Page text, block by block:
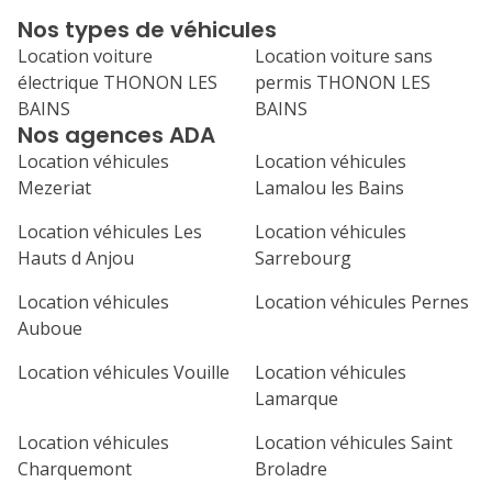
24 25 26
31
lu ma me je
2 3
7 8 9 10
16 17
30
Nos agences ADA
Location véhicules
Mezeriat
Location véhicules
Lamalou les Bains
Location véhicules Les
Hauts d Anjou
Location véhicules
Sarrebourg
Location véhicules
Auboue
Location véhicules Pernes
Location véhicules Vouille
Location véhicules
Lamarque
Location véhicules
Charquemont
Location véhicules Saint
Broladre
Nos types de véhicules
Location voiture
électrique THONON LES
BAINS
Location voiture sans
permis THONON LES
BAINS